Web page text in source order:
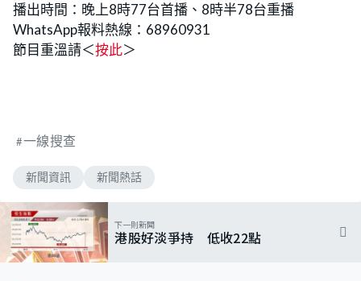
播出時間：晚上8時77台首播、8時半78台重播
WhatsApp報料熱線：68960931
節目重溫請＜按此＞
一線搜查
新聞資訊 新聞熱話
下一則新聞
港股好淡爭持 低收22點